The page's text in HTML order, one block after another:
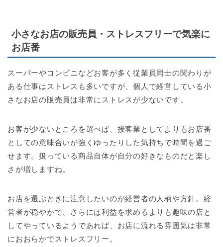
小さなお店の販売員・ストレスフリーで気楽に
お店番
スーパーやコンビニなどお客が多く従業員同士の関わりが
ある仕事はストレスも多いですが、個人で経営している小
さなお店の販売員は非常にストレスが少ないです。
お客が少ないところを選べば、接客業としてよりもお店番
としての意味合いが強くゆったりした気持ちで時間を過ご
せます。扱っている商品自体が自分の好きなものだと楽し
さが増しますね。
お店を選ぶときに注意したいのが経営者の人柄や方針。経
営者が穏やかで、さらには利益を求めるよりも趣味の店と
してやっているようであれば、お店に流れる雰囲気は非常
におおらかでストレスフリー。